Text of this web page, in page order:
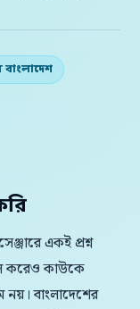
একই প্রশ্ন
করেও কাউকে
বাংলাদেশের